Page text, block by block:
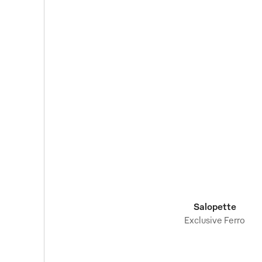
Salopette
Exclusive Ferro